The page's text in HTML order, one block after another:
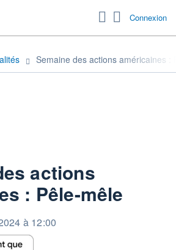
Connexion
Semaine des actions américaines :
actions
: Pêle-mêle
à 12:00